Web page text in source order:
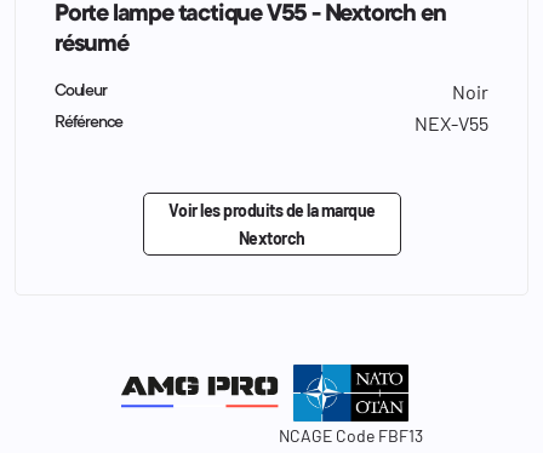
Porte lampe tactique V55 - Nextorch en
résumé
Couleur Noir
Référence NEX-V55
Voir les produits de la marque
Nextorch
NCAGE Code FBF13